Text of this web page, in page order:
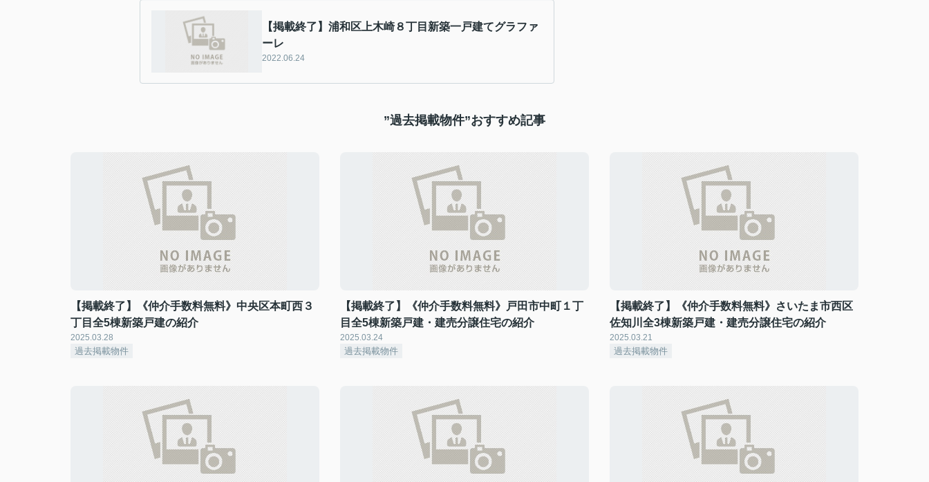
【掲載終了】浦和区上木崎８丁目新築一戸建てグラファ
ーレ
2022.06.24
”過去掲載物件”おすすめ記事
【掲載終了】《仲介手数料無料》中央区本町西３
丁目全5棟新築戸建の紹介
2025.03.28
過去掲載物件
【掲載終了】《仲介手数料無料》戸田市中町１丁
目全5棟新築戸建・建売分譲住宅の紹介
2025.03.24
過去掲載物件
【掲載終了】《仲介手数料無料》さいたま市西区
佐知川全3棟新築戸建・建売分譲住宅の紹介
2025.03.21
過去掲載物件